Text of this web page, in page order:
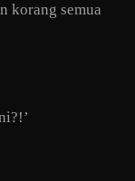
korang semua